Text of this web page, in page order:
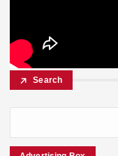
Search